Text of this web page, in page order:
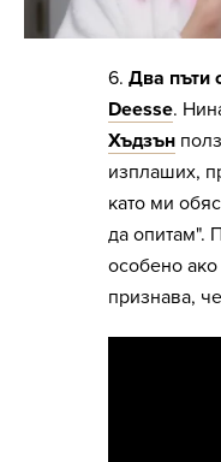
6. Два пъти
Deesse.
Хъдзън
изплаших,
като ми
да опитам".
особено
признава,